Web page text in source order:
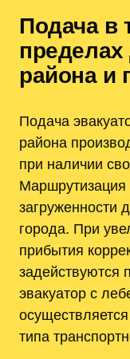
Подача в
пределах
района и
Подача
района
при наличии
Маршрутизация
загруженности
города. При
прибытия
эвакуатор с
типа